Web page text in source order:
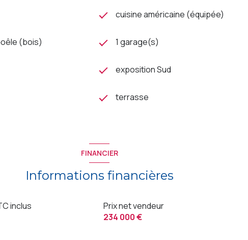
cuisine américaine (équipée)
(bois) 1 garage(s)
exposition Sud
terrasse
FINANCIER
Informations financières
inclus
Prix net vendeur
234 000 €